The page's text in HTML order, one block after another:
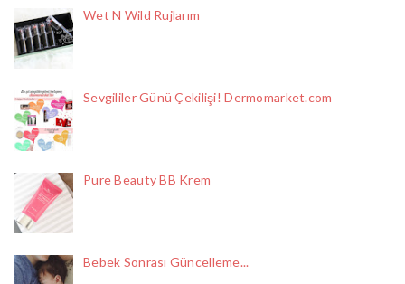
Wet N Wild Rujlarım
Sevgililer Günü Çekilişi! Dermomarket.com
Pure Beauty BB Krem
Bebek Sonrası Güncelleme...